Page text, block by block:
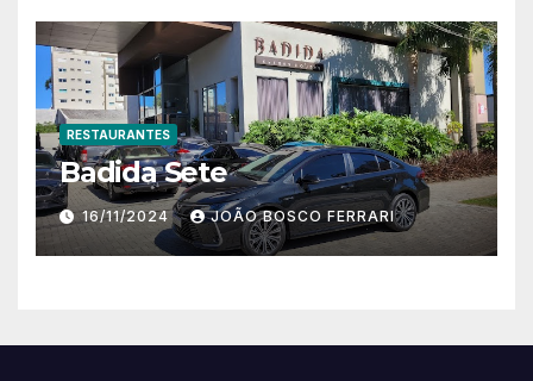
RESTAURANTES
Badida Sete
16/11/2024 JOÃO BOSCO FERRARI